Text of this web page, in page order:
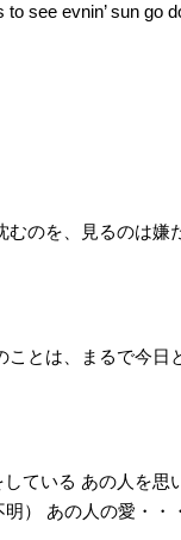
to see evnin’ sun go
むのを、見るのは嫌
ことは、まるで今日
ている あの人を思
）
あの人の愛・・